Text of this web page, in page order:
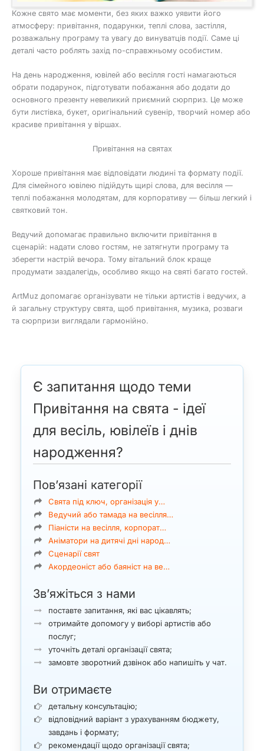
Кожне свято має моменти, без яких важко уявити його
атмосферу: привітання, подарунки, теплі слова, застілля,
розважальну програму та увагу до винуватців події. Саме ці
деталі часто роблять захід по-справжньому особистим.
На день народження, ювілей або весілля гості намагаються
обрати подарунок, підготувати побажання або додати до
основного презенту невеликий приємний сюрприз. Це може
бути листівка, букет, оригінальний сувенір, творчий номер або
красиве привітання у віршах.
Привітання на святах
Хороше привітання має відповідати людині та формату події.
Для сімейного ювілею підійдуть щирі слова, для весілля —
теплі побажання молодятам, для корпоративу — більш легкий і
святковий тон.
Ведучий допомагає правильно включити привітання в
сценарій: надати слово гостям, не затягнути програму та
зберегти настрій вечора. Тому вітальний блок краще
продумати заздалегідь, особливо якщо на святі багато гостей.
ArtMuz допомагає організувати не тільки артистів і ведучих, а
й загальну структуру свята, щоб привітання, музика, розваги
та сюрпризи виглядали гармонійно.
Є запитання щодо теми
Привітання на свята - ідеї
для весіль, ювілеїв і днів
народження?
Пов’язані категорії
Свята під ключ, організація у…
Ведучий або тамада на весілля…
Піаністи на весілля, корпорат…
Аніматори на дитячі дні народ…
Сценарії свят
Акордеоніст або баяніст на ве…
Зв’яжіться з нами
поставте запитання, які вас цікавлять;
отримайте допомогу у виборі артистів або
послуг;
уточніть деталі організації свята;
замовте зворотний дзвінок або напишіть у чат.
Ви отримаєте
детальну консультацію;
відповідний варіант з урахуванням бюджету,
завдань і формату;
рекомендації щодо організації свята;